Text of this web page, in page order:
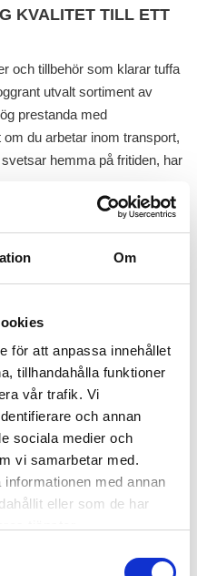
Om
för att anpassa innehållet
tillhandahålla funktioner
vår trafik. Vi
och annan
sociala medier och
vi samarbetar med.
med annan
eller som de har
KVALITET TILL ETT
och tillbehör som klarar tuffa
utvalt sortiment av
prestanda med
du arbetar inom transport,
hemma på fritiden, har
FRÅN
efter att ge dig hög kvalitet
noggrant testade och
på fältet.
för allt från mindre
enklare, säkrare och
för att:
och svart stål.
i alla typer av svetsprojekt.